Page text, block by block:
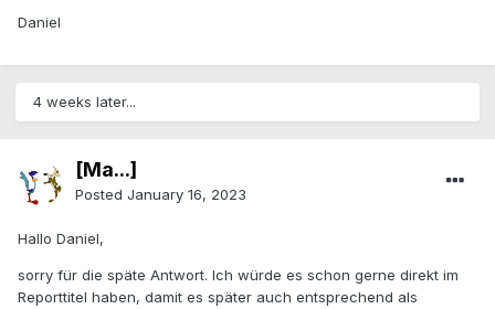
Daniel
4 weeks later...
[Ma...]
Posted January 16, 2023
Hallo Daniel,
sorry für die späte Antwort. Ich würde es schon gerne direkt im
Reporttitel haben, damit es später auch entsprechend als